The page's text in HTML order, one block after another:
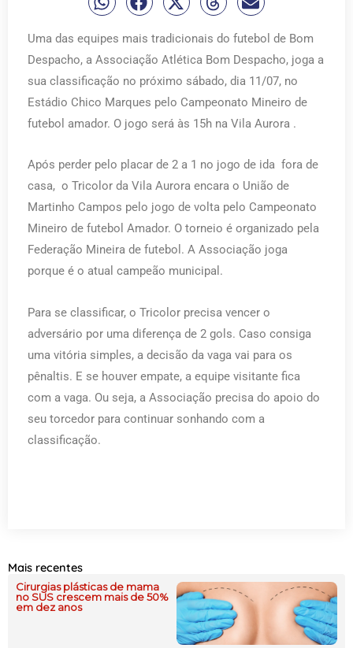
Uma das equipes mais tradicionais do futebol de Bom
Despacho, a Associação Atlética Bom Despacho, joga a
sua classificação no próximo sábado, dia 11/07, no
Estádio Chico Marques pelo Campeonato Mineiro de
futebol amador. O jogo será às 15h na Vila Aurora .
Após perder pelo placar de 2 a 1 no jogo de ida fora de
casa, o Tricolor da Vila Aurora encara o União de
Martinho Campos pelo jogo de volta pelo Campeonato
Mineiro de futebol Amador. O torneio é organizado pela
Federação Mineira de futebol. A Associação joga
porque é o atual campeão municipal.
Para se classificar, o Tricolor precisa vencer o
adversário por uma diferença de 2 gols. Caso consiga
uma vitória simples, a decisão da vaga vai para os
pênaltis. E se houver empate, a equipe visitante fica
com a vaga. Ou seja, a Associação precisa do apoio do
seu torcedor para continuar sonhando com a
classificação.
Mais recentes
Cirurgias plásticas de mama
no SUS crescem mais de 50%
em dez anos